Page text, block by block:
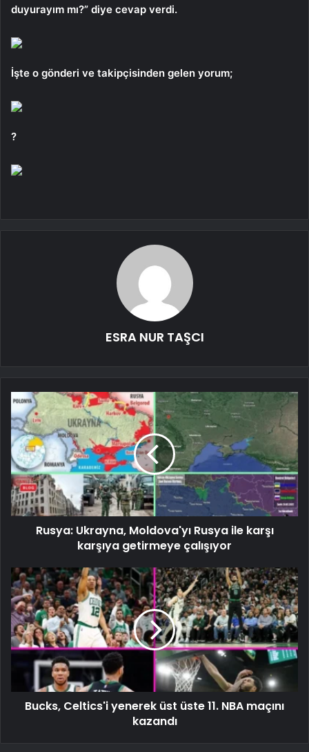
duyurayım mı?” diye cevap verdi.
İşte o gönderi ve takipçisinden gelen yorum;
?
ESRA NUR TAŞCI
Rusya: Ukrayna, Moldova'yı Rusya ile karşı
karşıya getirmeye çalışıyor
Bucks, Celtics'i yenerek üst üste 11. NBA maçını
kazandı